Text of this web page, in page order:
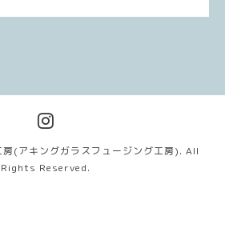
(アキングガラスフュージング工房). All
Rights Reserved.